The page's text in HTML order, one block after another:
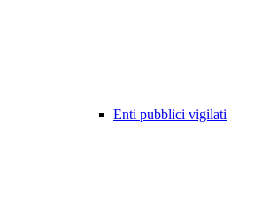
Enti pubblici vigilati